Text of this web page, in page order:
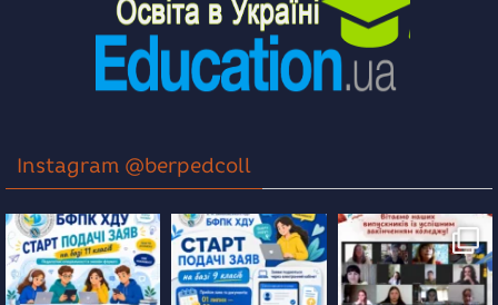
Instagram @berpedcoll